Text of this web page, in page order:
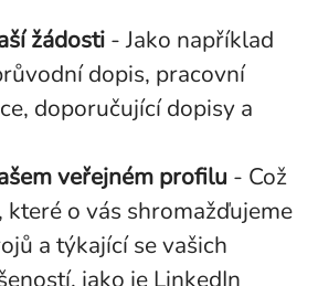
žádosti - Jako například
dopis, pracovní
doporučující dopisy a
veřejném profilu - Což
které o vás shromažďujeme
a týkající se vašich
jako je LinkedIn